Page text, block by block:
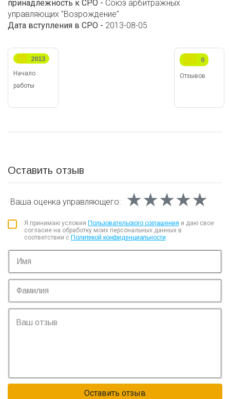
принадлежность к СРО - Союз арбитражных
управляющих "Возрождение"
Дата вступления в СРО - 2013-08-05
Начало
работы
2013
Отзывов
0
Оставить отзыв
Ваша оценка управляющего: ★★★★★
★★★★★
★★★★★
Я принимаю условия Пользовательского соглашения и даю свое
согласие на обработку моих персональных данных в
соответствии с Политикой конфиденциальности
Оставить отзыв